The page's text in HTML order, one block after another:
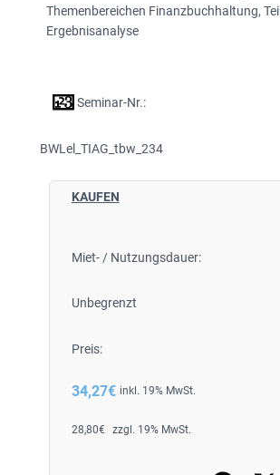
Themenbereichen Finanzbuchhaltung, Teil
Ergebnisanalyse
Seminar-Nr.:
BWLel_TIAG_tbw_234
KAUFEN
Miet- / Nutzungsdauer:
Unbegrenzt
Preis:
34,27€ inkl. 19% MwSt.
28,80€ zzgl. 19% MwSt.